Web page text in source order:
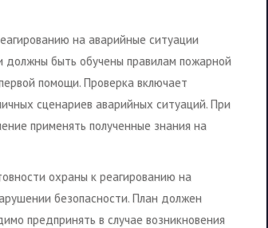
на аварийные ситуации
должны быть обучены правилам пожарной
помощи. Проверка включает
сценариев аварийных ситуаций. При
применять полученные знания на
охраны к реагированию на
безопасности. План должен
предпринять в случае возникновения